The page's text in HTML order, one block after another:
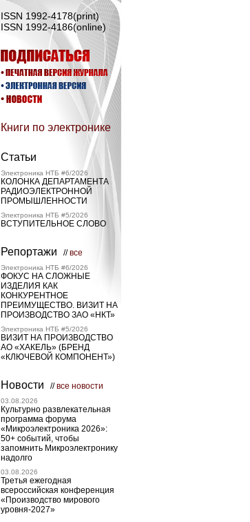
ISSN 1992-4178(print)
ISSN 1992-4186(online)
Книги по электронике
Статьи
Электроника НТБ #6/2026
КОЛОНКА ДЕПАРТАМЕНТА
РАДИОЭЛЕКТРОННОЙ
ПРОМЫШЛЕННОСТИ
Электроника НТБ #5/2026
ВСТУПИТЕЛЬНОЕ СЛОВО
Репортажи //все
Электроника НТБ #6/2026
ФОКУС НА СЛОЖНЫЕ
ИЗДЕЛИЯ КАК
КОНКУРЕНТНОЕ
ПРЕИМУЩЕСТВО. ВИЗИТ НА
ПРОИЗВОДСТВО ЗАО «НКТ»
Электроника НТБ #5/2026
ВИЗИТ НА ПРОИЗВОДСТВО
АО «ХАКЕЛЬ» (БРЕНД
«КЛЮЧЕВОЙ КОМПОНЕНТ»)
Новости //все новости
03.08.2026
Культурно развлекательная
программа форума
«Микроэлектроника 2026»:
50+ событий, чтобы
запомнить Микроэлектронику
надолго
03.08.2026
Третья ежегодная
всероссийская конференция
«Производство мирового
уровня-2027»